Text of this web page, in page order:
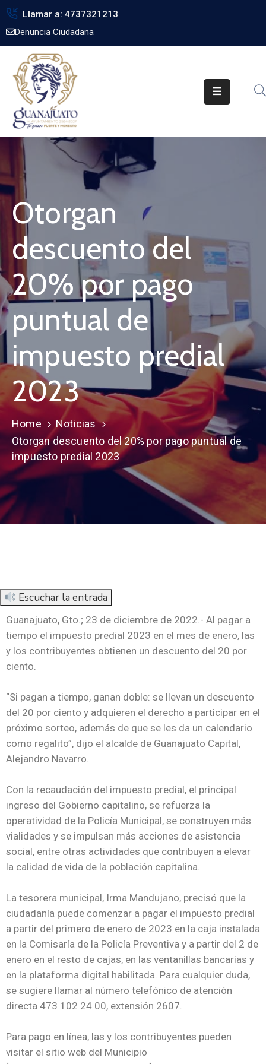
Llamar a: 4737321213
Denuncia Ciudadana
Inicio
Gobierno
Trámites
Noticias
Transparencia
Obra
Pública
Biblioteca
Otorgan
descuento del
20% por pago
puntual de
impuesto predial
2023
Home
Noticias
Otorgan descuento del 20% por pago puntual de
impuesto predial 2023
Escuchar la entrada
Guanajuato, Gto.; 23 de diciembre de 2022.- Al pagar a
tiempo el impuesto predial 2023 en el mes de enero, las
y los contribuyentes obtienen un descuento del 20 por
ciento.
“Si pagan a tiempo, ganan doble: se llevan un descuento
del 20 por ciento y adquieren el derecho a participar en el
próximo sorteo, además de que se les da un calendario
como regalito”, dijo el alcalde de Guanajuato Capital,
Alejandro Navarro.
Con la recaudación del impuesto predial, el principal
ingreso del Gobierno capitalino, se refuerza la
operatividad de la Policía Municipal, se construyen más
vialidades y se impulsan más acciones de asistencia
social, entre otras actividades que contribuyen a elevar
la calidad de vida de la población capitalina.
La tesorera municipal, Irma Mandujano, precisó que la
ciudadanía puede comenzar a pagar el impuesto predial
a partir del primero de enero de 2023 en la caja instalada
en la Comisaría de la Policía Preventiva y a partir del 2 de
enero en el resto de cajas, en las ventanillas bancarias y
en la plataforma digital habilitada. Para cualquier duda,
se sugiere llamar al número telefónico de atención
directa 473 102 24 00, extensión 2607.
Para pago en línea, las y los contribuyentes pueden
visitar el sitio web del Municipio